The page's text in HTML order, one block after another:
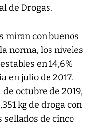
de Drogas.
miran con buenos
norma, los niveles
en 14,6%
en julio de 2017.
de octubre de 2019,
kg de droga con
sellados de cinco